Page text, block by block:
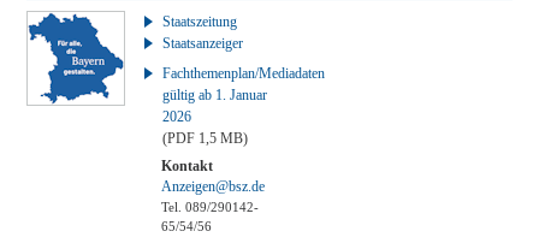
Staatszeitung
Staatsanzeiger
Fachthemenplan/Mediadaten
gültig ab 1. Januar
2026
(PDF 1,5 MB)
Kontakt
Anzeigen@bsz.de
Tel. 089/290142-
65/54/56